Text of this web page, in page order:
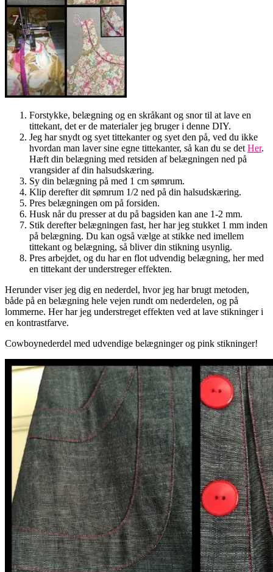
Forstykke, belægning og en skråkant og snor til at lave en
tittekant, det er de materialer jeg bruger i denne DIY.
Jeg har snydt og syet tittekanter og syet den på, ved du ikke
hvordan man laver sine egne tittekanter, så kan du se det Her.
Hæft din belægning med retsiden af belægningen ned på
vrangsider af din halsudskæring.
Sy din belægning på med 1 cm sømrum.
Klip derefter dit sømrum 1/2 ned på din halsudskæring.
Pres belægningen om på forsiden.
Husk når du presser at du på bagsiden kan ane 1-2 mm.
Stik derefter belægningen fast, her har jeg stukket 1 mm inden
på belægning. Du kan også vælge at stikke ned imellem
tittekant og belægning, så bliver din stikning usynlig.
Pres arbejdet, og du har en flot udvendig belægning, her med
en tittekant der understreger effekten.
Herunder viser jeg dig en nederdel, hvor jeg har brugt metoden,
både på en belægning hele vejen rundt om nederdelen, og på
lommerne. Her har jeg understreget effekten ved at lave stikninger i
en kontrastfarve.
Cowboynederdel med udvendige belægninger og pink stikninger!